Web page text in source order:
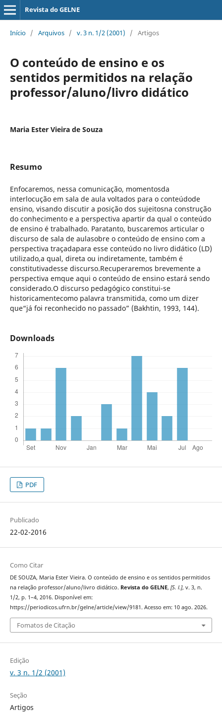
Revista do GELNE
Início / Arquivos / v. 3 n. 1/2 (2001) / Artigos
O conteúdo de ensino e os
sentidos permitidos na relação
professor/aluno/livro didático
Maria Ester Vieira de Souza
Resumo
Enfocaremos, nessa comunicação, momentosda
interlocução em sala de aula voltados para o conteúdode
ensino, visando discutir a posição dos sujeitosna construção
do conhecimento e a perspectiva apartir da qual o conteúdo
de ensino é trabalhado. Paratanto, buscaremos articular o
discurso de sala de aulasobre o conteúdo de ensino com a
perspectiva traçadapara esse conteúdo no livro didático (LD)
utilizado,a qual, direta ou indiretamente, também é
constitutivadesse discurso.Recuperaremos brevemente a
perspectiva emque aqui o conteúdo de ensino estará sendo
considerado.O discurso pedagógico constitui-se
historicamentecomo palavra transmitida, como um dizer
que“já foi reconhecido no passado” (Bakhtin, 1993, 144).
Downloads
PDF
Publicado
22-02-2016
Como Citar
DE SOUZA, Maria Ester Vieira. O conteúdo de ensino e os sentidos permitidos
na relação professor/aluno/livro didático. Revista do GELNE, [S. l.], v. 3, n.
1/2, p. 1–4, 2016. Disponível em:
https://periodicos.ufrn.br/gelne/article/view/9181. Acesso em: 10 ago. 2026.
Fomatos de Citação
Edição
v. 3 n. 1/2 (2001)
Seção
Artigos